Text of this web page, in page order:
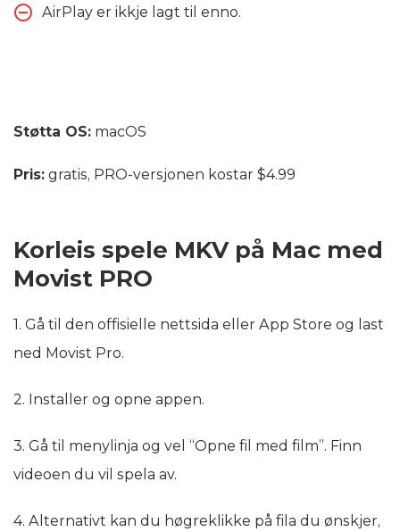
AirPlay er ikkje lagt til enno.
Støtta OS: macOS
Pris: gratis, PRO-versjonen kostar $4.99
Korleis spele MKV på Mac med
Movist PRO
1. Gå til den offisielle nettsida eller App Store og last
ned Movist Pro.
2. Installer og opne appen.
3. Gå til menylinja og vel “Opne fil med film”. Finn
videoen du vil spela av.
4. Alternativt kan du høgreklikke på fila du ønskjer,